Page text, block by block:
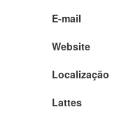
E-mail
Website
Localização
Lattes